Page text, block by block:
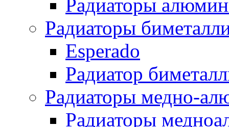
Радиаторы
Радиаторы
Esperado
Радиатор
Радиаторы медно-
Радиаторы